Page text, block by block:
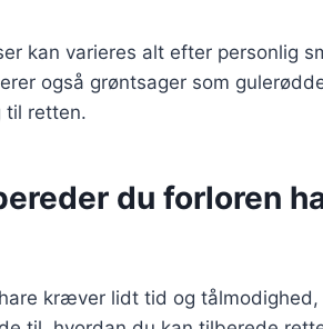
kan varieres alt efter personlig
også grøntsager som
til retten.
du forloren
kræver lidt tid og